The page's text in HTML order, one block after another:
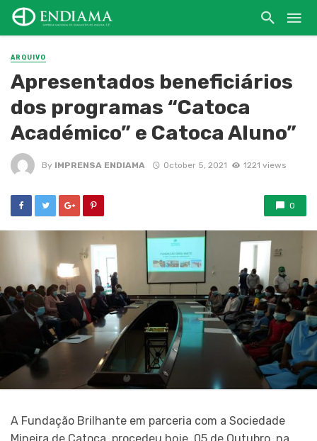
ARQUIVO
Apresentados beneficiários
dos programas “Catoca
Académico” e Catoca Aluno”
By IMPRENSA ENDIAMA October 5, 2021 1221 views
0
A Fundação Brilhante em parceria com a Sociedade